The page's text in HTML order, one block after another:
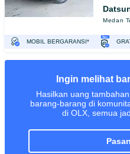
Medan
MOBIL BERGARANSI*
Ingin melihat
Hasilkan uang
barang-barang di
di OLX, semua